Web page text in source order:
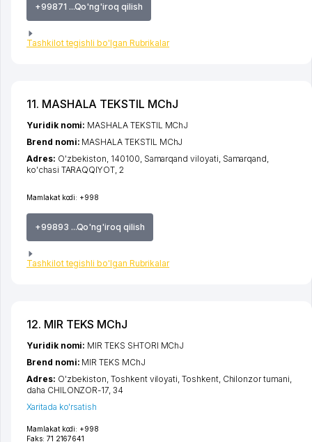
+99871 ...Qo'ng'iroq qilish
Tashkilot tegishli bo'lgan Rubrikalar
11. MASHALA TEKSTIL MChJ
Mamlakat kodi: +998
+99893 ...Qo'ng'iroq qilish
Tashkilot tegishli bo'lgan Rubrikalar
Yuridik nomi: MASHALA TEKSTIL MChJ
Brend nomi: MASHALA TEKSTIL MChJ
Adres: O'zbekiston, 140100, Samarqand viloyati, Samarqand,
ko'chasi TARAQQIYOT, 2
12. MIR TEKS MChJ
Mamlakat kodi: +998
Faks: 71 2167641
Yuridik nomi: MIR TEKS SHTORI MChJ
Brend nomi: MIR TEKS MChJ
Adres: O'zbekiston,Toshkent viloyati,Toshkent, Chilonzor tumani,
daha CHILONZOR-17, 34
Xaritada ko'rsatish